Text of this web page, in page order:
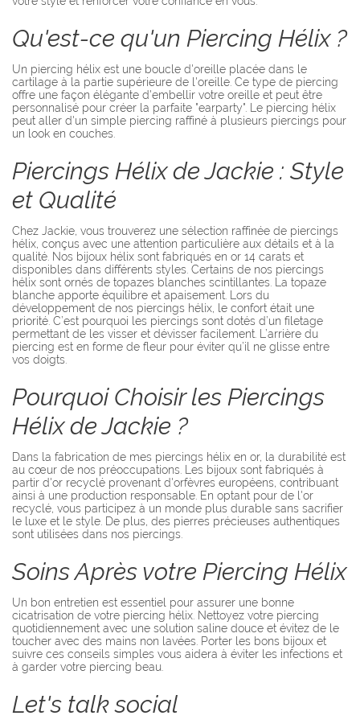
Qu'est-ce qu'un Piercing Hélix ?
Un piercing hélix est une boucle d'oreille placée dans le
cartilage à la partie supérieure de l'oreille. Ce type de piercing
offre une façon élégante d'embellir votre oreille et peut être
personnalisé pour créer la parfaite "earparty". Le piercing hélix
peut aller d'un simple piercing raffiné à plusieurs piercings pour
un look en couches.
Piercings Hélix de Jackie : Style
et Qualité
Chez Jackie, vous trouverez une sélection raffinée de piercings
hélix, conçus avec une attention particulière aux détails et à la
qualité. Nos bijoux hélix sont fabriqués en or 14 carats et
disponibles dans différents styles. Certains de nos piercings
hélix sont ornés de topazes blanches scintillantes. La topaze
blanche apporte équilibre et apaisement. Lors du
développement de nos piercings hélix, le confort était une
priorité. C’est pourquoi les piercings sont dotés d’un filetage
permettant de les visser et dévisser facilement. L’arrière du
piercing est en forme de fleur pour éviter qu’il ne glisse entre
vos doigts.
Pourquoi Choisir les Piercings
Hélix de Jackie ?
Dans la fabrication de mes piercings hélix en or, la durabilité est
au cœur de nos préoccupations. Les bijoux sont fabriqués à
partir d'or recyclé provenant d'orfèvres européens, contribuant
ainsi à une production responsable. En optant pour de l'or
recyclé, vous participez à un monde plus durable sans sacrifier
le luxe et le style. De plus, des pierres précieuses authentiques
sont utilisées dans nos piercings.
Soins Après votre Piercing Hélix
Un bon entretien est essentiel pour assurer une bonne
cicatrisation de votre piercing hélix. Nettoyez votre piercing
quotidiennement avec une solution saline douce et évitez de le
toucher avec des mains non lavées. Porter les bons bijoux et
suivre ces conseils simples vous aidera à éviter les infections et
à garder votre piercing beau.
Let's talk social